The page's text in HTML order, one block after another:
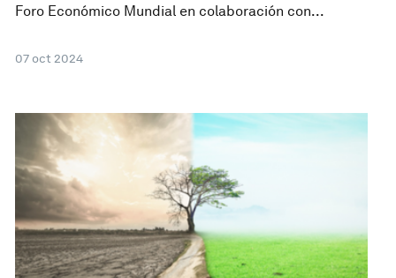
Foro Económico Mundial en colaboración con...
07 oct 2024